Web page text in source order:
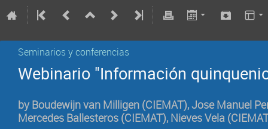
Seminarios y conferencias
Webinario "Información
byBoudewijn van Milligen (CIEMAT),Jose Manuel
Mercedes Ballesteros (CIEMAT), Nieves Vela (